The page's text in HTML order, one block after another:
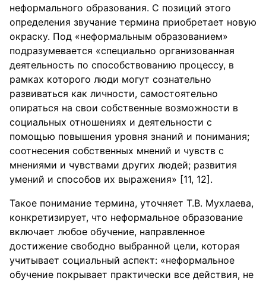
неформального образования. С позиций этого
определения звучание термина приобретает новую
окраску. Под «неформальным образованием»
подразумевается «специально организованная
деятельность по способствованию процессу, в
рамках которого люди могут сознательно
развиваться как личности, самостоятельно
опираться на свои собственные возможности в
социальных отношениях и деятельности с
помощью повышения уровня знаний и понимания;
соотнесения собственных мнений и чувств с
мнениями и чувствами других людей; развития
умений и способов их выражения» [11, 12].
Такое понимание термина, уточняет Т.В. Мухлаева,
конкретизирует, что неформальное образование
включает любое обучение, направленное
достижение свободно выбранной цели, которая
учитывает социальный аспект: «неформальное
обучение покрывает практически все действия, не